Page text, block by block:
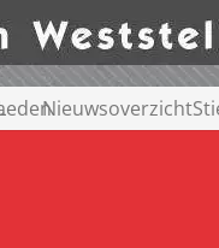
Nieuwsoverzicht